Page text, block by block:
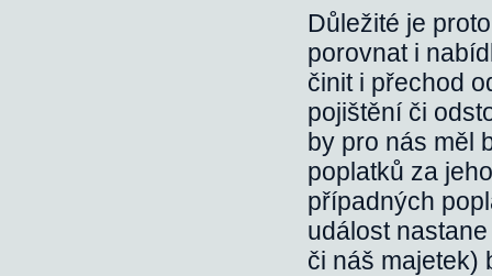
Důležité je
porovnat i
činit i přechod
pojištění či
by pro nás měl
poplatků za
případných
událost
či náš majetek)